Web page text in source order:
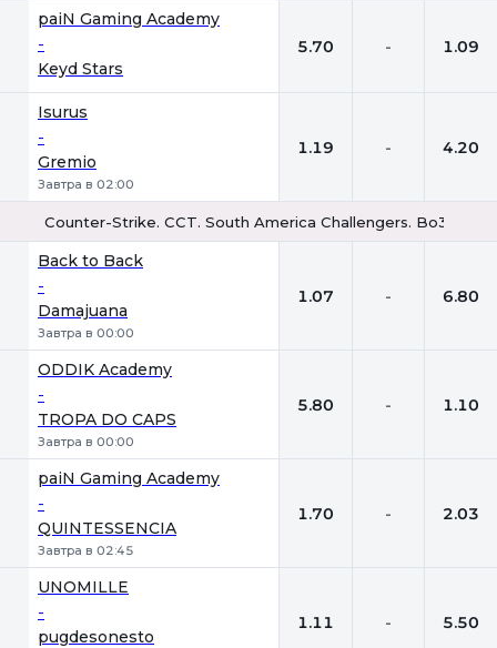
paiN Gaming Academy
-
Keyd Stars
5.70 - 1.09
Isurus
-
Gremio
Завтра в 02:00
1.19 - 4.20
Counter-Strike. CCT. South America Challengers. Bo3
Back to Back
-
Damajuana
Завтра в 00:00
1.07 - 6.80
ODDIK Academy
-
TROPA DO CAPS
Завтра в 00:00
5.80 - 1.10
paiN Gaming Academy
-
QUINTESSENCIA
Завтра в 02:45
1.70 - 2.03
UNOMILLE
-
pugdesonesto
1.11 - 5.50